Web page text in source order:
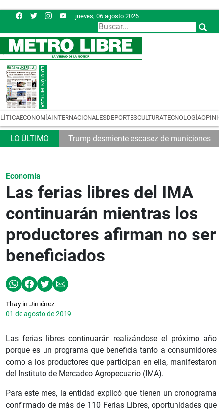
jueves, 06 agosto 2026
ECONOMÍAINTERNACIONALESDEPORTESCULTURATECNOLOGÍA
Trump desmiente escasez de municiones
Economía
Las ferias libres del IMA
continuarán mientras los
productores afirman no ser
beneficiados
Thaylin Jiménez
01 de agosto de 2019
Las ferias libres continuarán realizándose el próximo año
porque es un programa que beneficia tanto a consumidores
como a los productores que participan en ella, manifestaron
del Instituto de Mercadeo Agropecuario (IMA).
Para este mes, la entidad explicó que tienen un cronograma
confirmado de más de 110 Ferias Libres, oportunidades que